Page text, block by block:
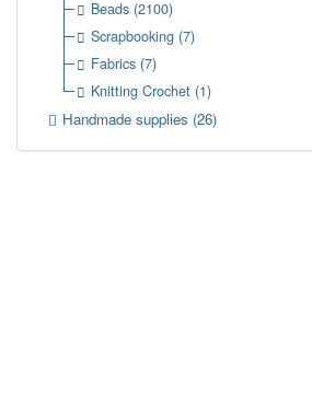
Beads (2100)
Scrapbooking (7)
Fabrics (7)
Knitting Crochet (1)
Handmade supplies (26)